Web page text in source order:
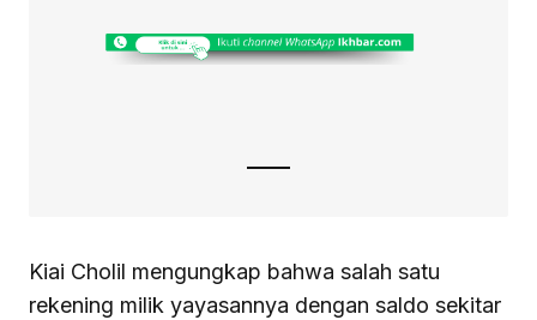
Kiai Cholil mengungkap bahwa salah satu
rekening milik yayasannya dengan saldo sekitar